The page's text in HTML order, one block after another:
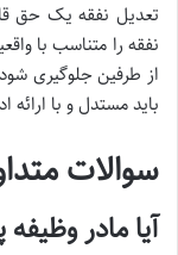
تعدیل نفقه یک حق
نفقه را متناسب با
از طرفین جلوگیری
باید مستدل و با ارائه
سوالات
آیا مادر